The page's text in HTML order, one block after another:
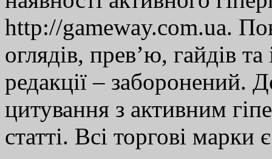
http://gameway.com.ua.
оглядів, прев’ю, гайдів
редакції – заборонений.
цитування з активним
статті. Всі торгові марки